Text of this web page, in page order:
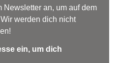
Newsletter an, um auf dem
werden dich nicht
ein, um dich